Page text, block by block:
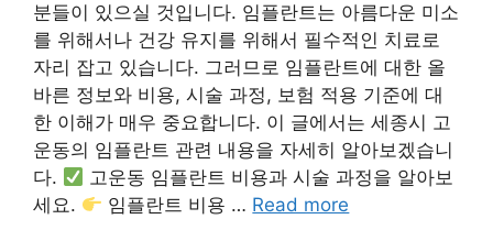
분들이 있으실 것입니다. 임플란트는 아름다운 미소
를 위해서나 건강 유지를 위해서 필수적인 치료로
자리 잡고 있습니다. 그러므로 임플란트에 대한 올
바른 정보와 비용, 시술 과정, 보험 적용 기준에 대
한 이해가 매우 중요합니다. 이 글에서는 세종시 고
운동의 임플란트 관련 내용을 자세히 알아보겠습니
다.
고운동 임플란트 비용과 시술 과정을 알아보
세요.
임플란트 비용 … Read more